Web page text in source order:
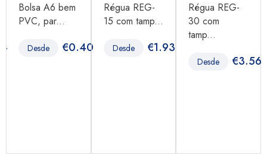
Bolsa A6 bem
PVC, par...
Desde €0.40
Régua REG-
15 com tamp...
Desde €1.93
Régua REG-
30 com
tamp...
Desde €3.56